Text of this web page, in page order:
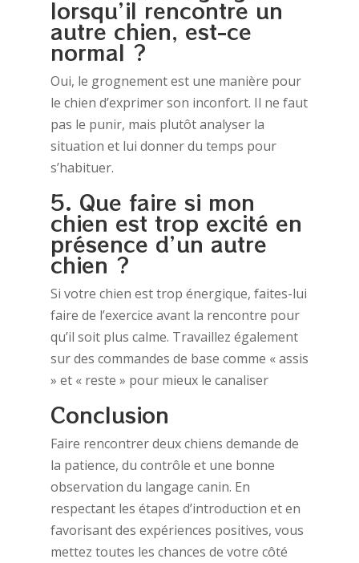
lorsqu’il rencontre un
autre chien, est-ce
normal ?
Oui, le grognement est une manière pour
le chien d’exprimer son inconfort. Il ne faut
pas le punir, mais plutôt analyser la
situation et lui donner du temps pour
s’habituer.
5. Que faire si mon
chien est trop excité en
présence d’un autre
chien ?
Si votre chien est trop énergique, faites-lui
faire de l’exercice avant la rencontre pour
qu’il soit plus calme. Travaillez également
sur des commandes de base comme « assis
» et « reste » pour mieux le canaliser
Conclusion
Faire rencontrer deux chiens demande de
la patience, du contrôle et une bonne
observation du langage canin. En
respectant les étapes d’introduction et en
favorisant des expériences positives, vous
mettez toutes les chances de votre côté